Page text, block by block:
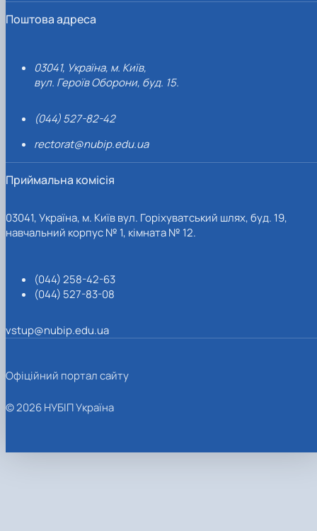
Поштова адреса
03041, Україна, м. Київ,
вул. Героїв Оборони, буд. 15.
(044) 527-82-42
rectorat@nubip.edu.ua
Приймальна комісія
03041, Україна, м. Київ вул. Горіхуватський шлях, буд. 19,
навчальний корпус № 1, кімната № 12.
(044) 258-42-63
(044) 527-83-08
vstup@nubip.edu.ua
Офіційний портал сайту
© 2026 НУБІП Україна